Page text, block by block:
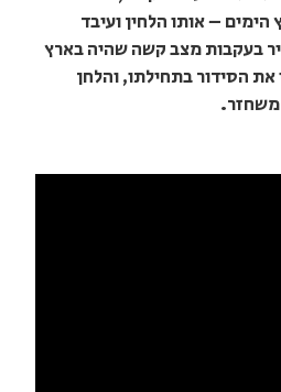
– אותו הלחין ועיבד
בעקבות מצב קשה שהיה בארץ
הסידור בתחילתו, והלחן
משחזר.